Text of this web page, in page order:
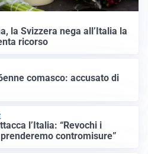
la Svizzera nega all’Italia la
ricorso
comasco: accusato di
l’Italia: “Revochi i
contromisure”